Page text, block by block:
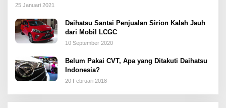
25 Januari 2021
Daihatsu Santai Penjualan Sirion Kalah Jauh
dari Mobil LCGC
10 September 2020
Belum Pakai CVT, Apa yang Ditakuti Daihatsu
Indonesia?
20 Februari 2018